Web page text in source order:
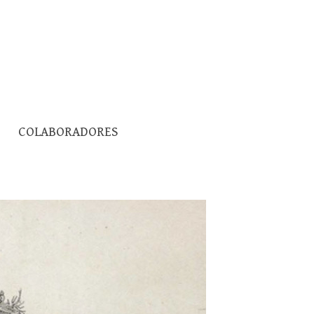
COLABORADORES